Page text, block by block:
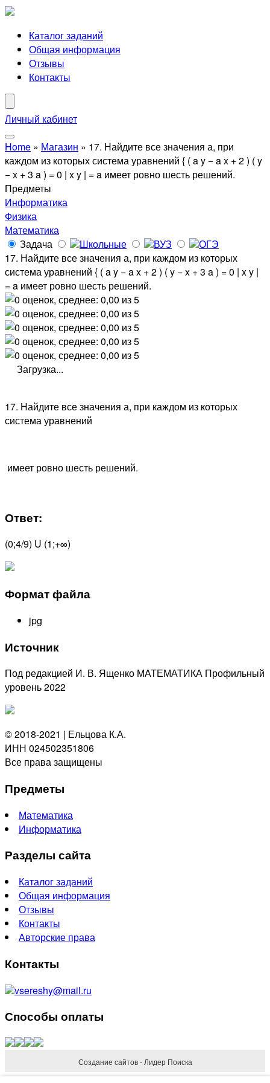
Каталог заданий
Общая информация
Отзывы
Контакты
Личный кабинет
Home » Магазин » 17. Найдите все значения а, при
каждом из которых система уравнений { ( a y − a x + 2 ) ( y
− x + 3 a ) = 0 | x y | = a имеет ровно шесть решений.
Предметы
Информатика
Физика
Математика
Задача
Школьные ВУЗ
ОГЭ
17. Найдите все значения а, при каждом из которых
система уравнений { ( a y − a x + 2 ) ( y − x + 3 a ) = 0 | x y |
= a имеет ровно шесть решений.
Загрузка...
17. Найдите все значения а, при каждом из которых
система уравнений
имеет ровно шесть решений.
Ответ:
(0;4/9) U (1;+∞)
Формат файла
jpg
Источник
Под редакцией И. В. Ященко МАТЕМАТИКА Профильный
уровень 2022
© 2018-2021 | Ельцова К.А.
ИНН 024502351806
Все права защищены
Предметы
Математика
Информатика
Разделы сайта
Каталог заданий
Общая информация
Отзывы
Контакты
Авторские права
Контакты
vsereshy@mail.ru
Способы оплаты
Создание сайтов - Лидер Поиска